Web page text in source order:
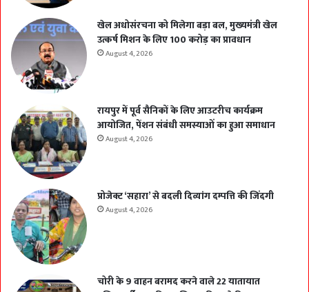
खेल अधोसंरचना को मिलेगा बड़ा बल, मुख्यमंत्री खेल
उत्कर्ष मिशन के लिए 100 करोड़ का प्रावधान
August 4, 2026
रायपुर में पूर्व सैनिकों के लिए आउटरीच कार्यक्रम
आयोजित, पेंशन संबंधी समस्याओं का हुआ समाधान
August 4, 2026
प्रोजेक्ट ‘सहारा’ से बदली दिव्यांग दम्पत्ति की जिंदगी
August 4, 2026
चोरी के 9 वाहन बरामद करने वाले 22 यातायात